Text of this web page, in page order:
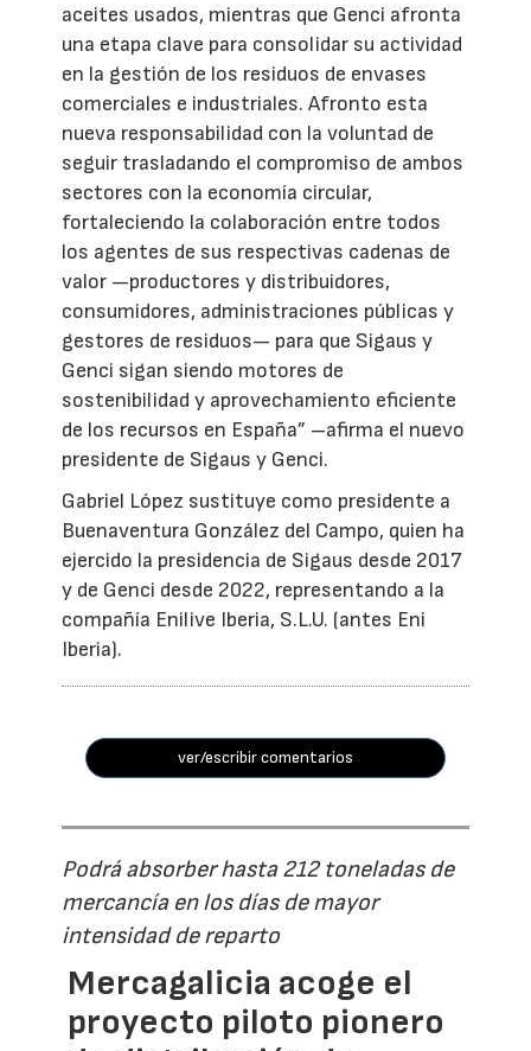
aceites usados, mientras que Genci afronta
una etapa clave para consolidar su actividad
en la gestión de los residuos de envases
comerciales e industriales. Afronto esta
nueva responsabilidad con la voluntad de
seguir trasladando el compromiso de ambos
sectores con la economía circular,
fortaleciendo la colaboración entre todos
los agentes de sus respectivas cadenas de
valor —productores y distribuidores,
consumidores, administraciones públicas y
gestores de residuos— para que Sigaus y
Genci sigan siendo motores de
sostenibilidad y aprovechamiento eficiente
de los recursos en España” –afirma el nuevo
presidente de Sigaus y Genci.
Gabriel López sustituye como presidente a
Buenaventura González del Campo, quien ha
ejercido la presidencia de Sigaus desde 2017
y de Genci desde 2022, representando a la
compañía Enilive Iberia, S.L.U. (antes Eni
Iberia).
ver/escribir comentarios
Podrá absorber hasta 212 toneladas de
mercancía en los días de mayor
intensidad de reparto
Mercagalicia acoge el
proyecto piloto pionero